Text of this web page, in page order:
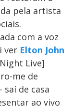
pela artista
com a voz
ver Elton John
Live]
me de
saí de casa
ao vivo